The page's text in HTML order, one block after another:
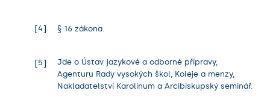
4 § 16 zákona.
5
Jde o Ústav jazykové a odborné přípravy,
Agenturu Rady vysokých škol, Koleje a menzy,
Nakladatelství Karolinum a Arcibiskupský seminář.